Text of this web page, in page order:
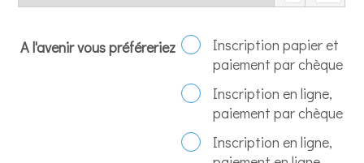
A l'avenir vous préféreriez
Inscription papier et
paiement par chèque
Inscription en ligne,
paiement par chèque
Inscription en ligne,